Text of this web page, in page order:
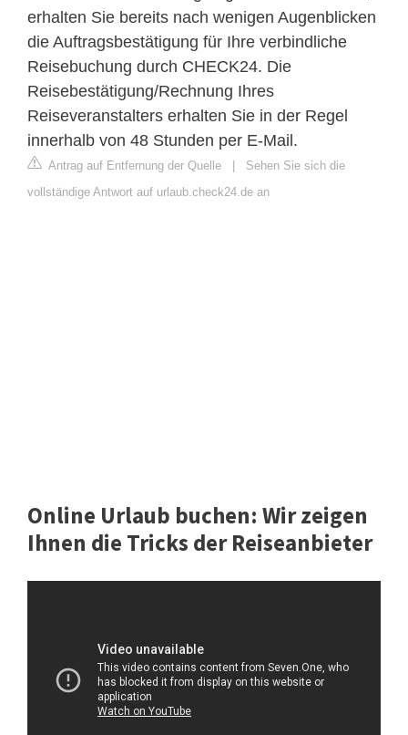
erhalten Sie bereits nach wenigen Augenblicken
die Auftragsbestätigung für Ihre verbindliche
Reisebuchung durch CHECK24. Die
Reisebestätigung/Rechnung Ihres
Reiseveranstalters erhalten Sie in der Regel
innerhalb von 48 Stunden per E-Mail.
Antrag auf Entfernung der Quelle
Sehen Sie sich die
vollständige Antwort auf urlaub.check24.de an
Online Urlaub buchen: Wir zeigen
Ihnen die Tricks der Reiseanbieter